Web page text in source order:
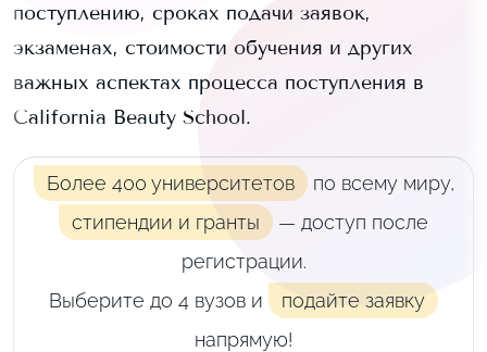
поступлению, сроках подачи заявок,
экзаменах, стоимости обучения и других
важных аспектах процесса поступления в
California Beauty School.
Более 400 университетов по всему миру,
стипендии и гранты
— доступ после
регистрации.
Выберите до 4 вузов и
подайте заявку
напрямую!